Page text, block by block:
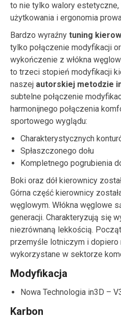
to nie tylko walory
użytkowania i ergonomia
Bardzo wyraźny tuning
tylko połączenie modyfikacji
wykończenie z włókna
to trzeci stopień modyfikacji
naszej autorskiej metodzie
subtelne połączenie
harmonijnego połączenia
sportowego wyglądu:
Charakterystycznych
Spłaszczonego dołu
Kompletnego pogrubienia
Boki oraz dół kierownicy
Górna część kierownicy
węglowym. Włókna węglowe
generacji. Charakteryzują się
niezrównaną lekkością.
przemyśle lotniczym i dopiero
wykorzystane w sektorze
Modyfikacja
Nowa Technologia in3D –
Karbon